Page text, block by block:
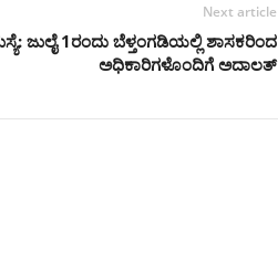
Next article
ಜುಲೈ 1ರಂದು ಬೆಳ್ತಂಗಡಿಯಲ್ಲಿ ಶಾಸಕರಿಂದ
ಅಧಿಕಾರಿಗಳೊಂದಿಗೆ ಅದಾಲತ್